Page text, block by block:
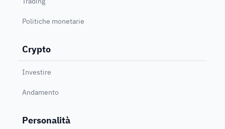
Politiche monetarie
Crypto
Investire
Andamento
Personalità